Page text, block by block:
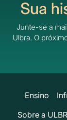
Sua
Junte-se a
Ulbra. O
Ensino
Sobre a